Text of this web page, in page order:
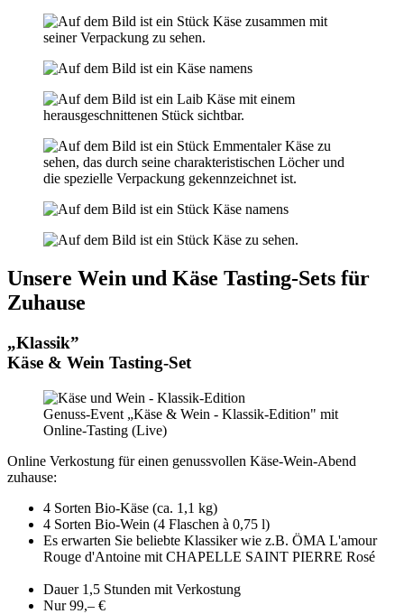
Unsere Wein und Käse Tasting-Sets für
Zuhause
„Klassik”
Käse & Wein Tasting-Set
Genuss-Event „Käse & Wein - Klassik-Edition" mit
Online-Tasting (Live)
Online Verkostung für einen genussvollen Käse-Wein-Abend
zuhause:
4 Sorten Bio-Käse (ca. 1,1 kg)
4 Sorten Bio-Wein (4 Flaschen à 0,75 l)
Es erwarten Sie beliebte Klassiker wie z.B. ÖMA L'amour
Rouge d'Antoine mit CHAPELLE SAINT PIERRE Rosé
Dauer 1,5 Stunden mit Verkostung
Nur 99,– €